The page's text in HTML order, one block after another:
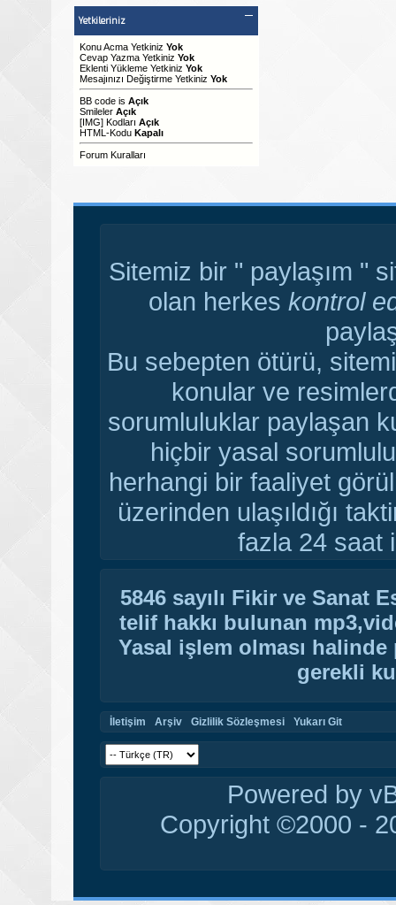
Yetkileriniz
Konu Acma Yetkiniz Yok
Cevap Yazma Yetkiniz Yok
Eklenti Yükleme Yetkiniz Yok
Mesajınızı Değiştirme Yetkiniz Yok
BB code is Açık
Smileler Açık
[IMG] Kodları Açık
HTML-Kodu Kapalı
Forum Kuralları
Sitemiz bir " paylaşım "
olan herkes kontrol
Bu sebepten ötürü,
konular ve
sorumluluklar paylaşan
hiçbir yasal
herhangi bir faaliyet
üzerinden ulaşıldığı
fazla 24 saat
5846 sayılı Fikir ve Sanat
telif hakkı bulunan
Yasal işlem olması
gerekli
İletişim Arşiv Gizlilik Sözleşmesi Yukarı Git
Powered by
Copyright ©2000 -